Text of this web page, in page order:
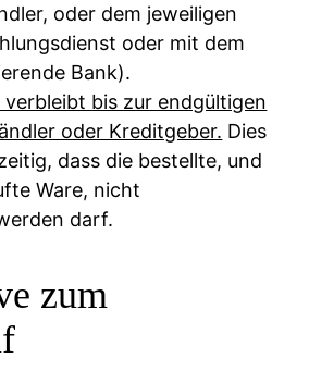
oder dem jeweiligen
oder mit dem
Bank).
bis zur endgültigen
oder Kreditgeber. Dies
dass die bestellte, und
Ware, nicht
darf.
zum